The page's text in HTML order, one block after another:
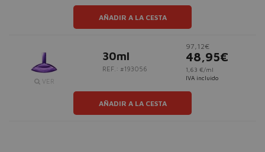
AÑADIR A LA CESTA
VER
30ml
REF.: #193056
97,12€
48,95€
1,63 €/ml
IVA incluido
AÑADIR A LA CESTA